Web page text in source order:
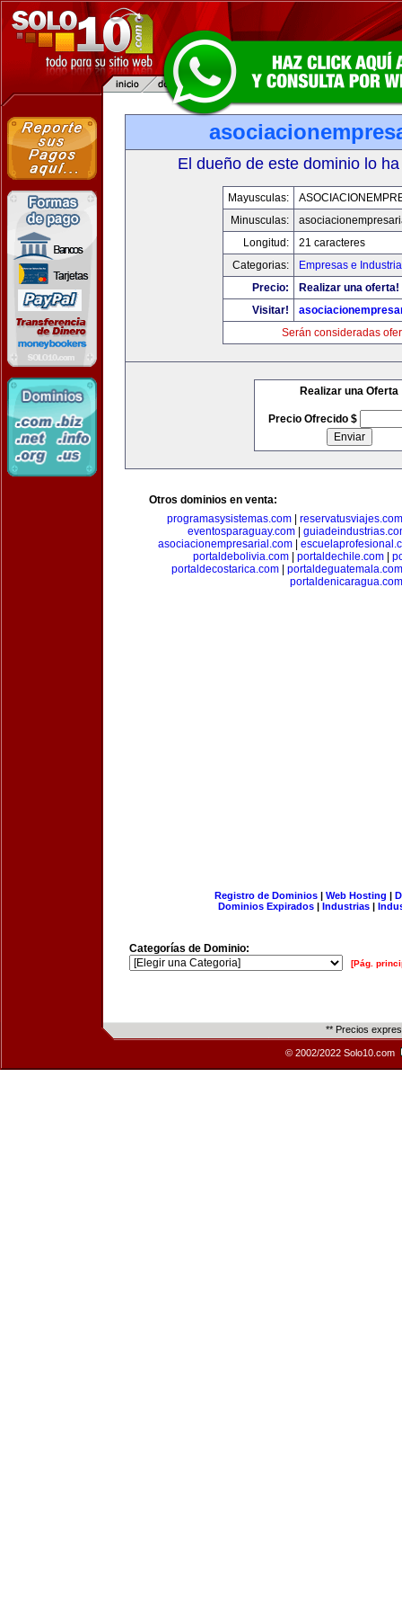
El dueño de este dominio lo
Mayusculas:
Minusculas:
Longitud:
21 caracteres
Categorias:
Empresas e
Precio:
Realizar una oferta!
Visitar!
Serán consideradas
Realizar una Oferta
Precio Ofrecido $
Otros dominios en venta:
programasysistemas.com
reservatusviajes.com
eventosparaguay.com
asociacionempresarial.com|
portaldebolivia.com| portaldechile.com|
portaldecostarica.com
portaldeguatemala.com
portaldenicaragua.com
Registro de Dominios| Web Hosting |
Dominios Expirados | Industrias |
Categorías de Dominio:
[Pág.
** Precios
© 2002/2022 Solo10.com